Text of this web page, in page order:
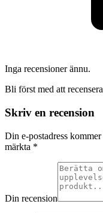
Inga recensioner ännu.
Bli först med att
Skriv en recension
Din e-postadress
märkta *
Din recension